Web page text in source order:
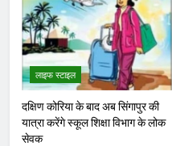
लाइफ स्टाइल
दक्षिण कोरिया के बाद अब सिंगापुर की
यात्रा करेंगे स्कूल शिक्षा विभाग के लोक
सेवक